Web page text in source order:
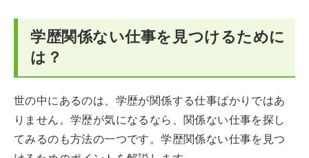
学歴関係ない仕事を見つけるために
は？
世の中にあるのは、学歴が関係する仕事ばかりではあ
りません。学歴が気になるなら、関係ない仕事を探し
てみるのも方法の一つです。学歴関係ない仕事を見つ